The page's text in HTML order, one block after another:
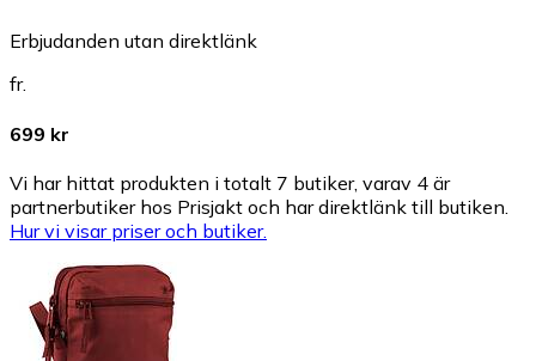
Erbjudanden utan direktlänk
fr.
699 kr
Vi har hittat produkten i totalt 7 butiker, varav 4 är
partnerbutiker hos Prisjakt och har direktlänk till butiken.
Hur vi visar priser och butiker.